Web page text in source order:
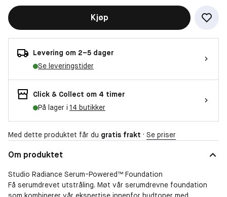
Kjøp
Levering om 2–5 dager
Se leveringstider
Click & Collect om 4 timer
På lager i 14 butikker
Med dette produktet får du gratis frakt · Se priser
Om produktet
Studio Radiance Serum-Powered™ Foundation
Få serumdrevet utstråling. Møt vår serumdrevne foundation